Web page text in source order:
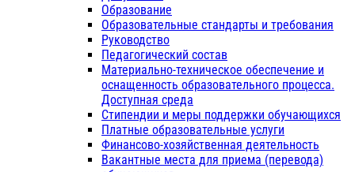
Образование
Образовательные стандарты и требования
Руководство
Педагогический состав
Материально-техническое обеспечение и
оснащенность образовательного процесса.
Доступная среда
Стипендии и меры поддержки обучающихся
Платные образовательные услуги
Финансово-хозяйственная деятельность
Вакантные места для приема (перевода)